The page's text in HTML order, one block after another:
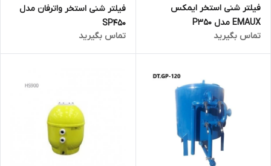
فیلتر شنی استخر ایمکس
EMAUX مدل P350
تماس بگیرید
فیلتر شنی استخر واترفان مدل
SP450
تماس بگیرید